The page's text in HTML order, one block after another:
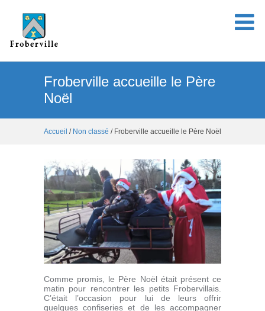
Froberville accueille le Père
Noël
Accueil / Non classé / Froberville accueille le Père Noël
Comme promis, le Père Noël était présent ce
matin pour rencontrer les petits Frobervillais.
C’était l’occasion pour lui de leurs offrir
quelques confiseries et de les accompagner